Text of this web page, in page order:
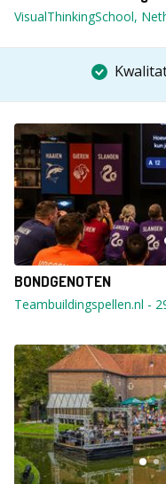
VisualThinkingSchool,
BONDGENOTEN
Teambuildingspellen.nl -